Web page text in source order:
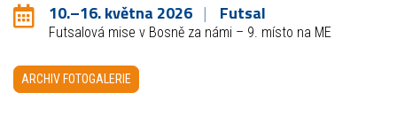
10.–16. května 2026 Futsal
Futsalová mise v Bosně za námi – 9. místo na ME
ARCHIV FOTOGALERIE